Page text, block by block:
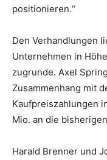
positionieren.“
Den Verhandlungen
Unternehmen in
zugrunde. Axel
Zusammenhang mit
Kaufpreiszahlungen
Mio. an die
Harald Brenner und